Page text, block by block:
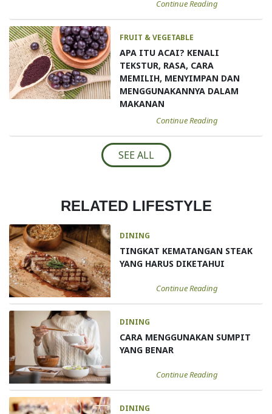
Continue Reading
FRUIT & VEGETABLE
APA ITU ACAI? KENALI
TEKSTUR, RASA, CARA
MEMILIH, MENYIMPAN DAN
MENGGUNAKANNYA DALAM
MAKANAN
Continue Reading
SEE ALL
RELATED LIFESTYLE
DINING
TINGKAT KEMATANGAN STEAK
YANG HARUS DIKETAHUI
Continue Reading
DINING
CARA MENGGUNAKAN SUMPIT
YANG BENAR
Continue Reading
DINING